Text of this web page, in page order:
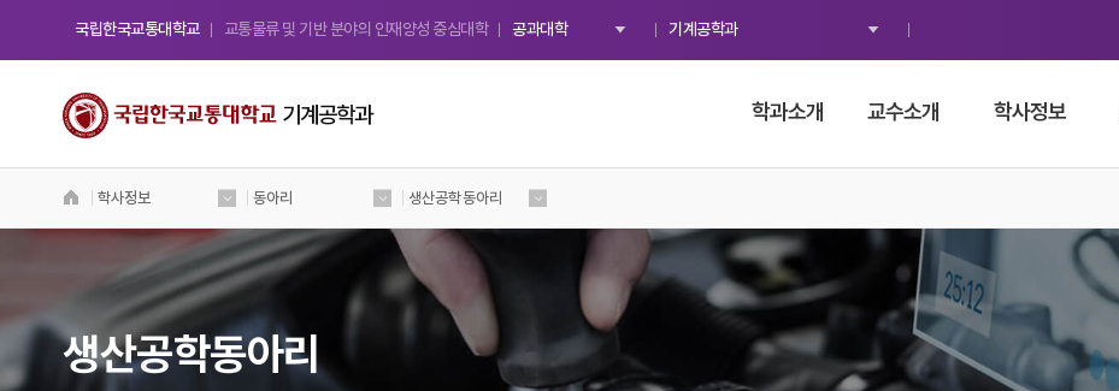
국립한국교통대학교 교통물류 및 기반 분야의 인재양성 중심대학 공과대학 기계공학과
기계공학과
국립 한국교통대학교
기계공학과
Welcome to Korea National University
of Transportation
학과소개 교수소개 학사정보
학사정보 동아리 생산공학동아리
생산공학동아리